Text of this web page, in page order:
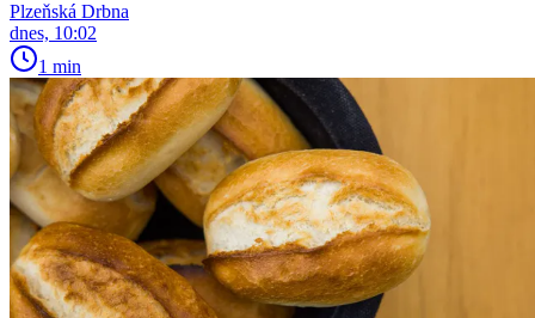
Plzeňská Drbna
dnes, 10:02
1 min